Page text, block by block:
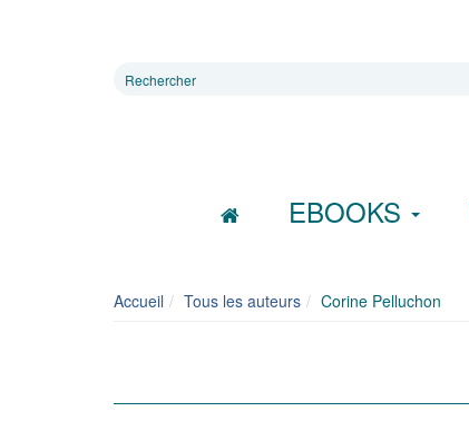
Rechercher
EBOOKS
Accueil Tous les auteurs Corine Pelluchon